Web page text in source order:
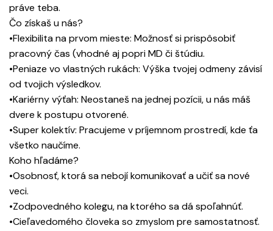
práve teba.
Čo získaš u nás?
•Flexibilita na prvom mieste: Možnosť si prispôsobiť
pracovný čas (vhodné aj popri MD či štúdiu.
•Peniaze vo vlastných rukách: Výška tvojej odmeny závisí
od tvojich výsledkov.
•Kariérny výťah: Neostaneš na jednej pozícii, u nás máš
dvere k postupu otvorené.
•Super kolektív: Pracujeme v príjemnom prostredí, kde ťa
všetko naučíme.
Koho hľadáme?
•Osobnosť, ktorá sa nebojí komunikovať a učiť sa nové
veci.
•Zodpovedného kolegu, na ktorého sa dá spoľahnúť.
•Cieľavedomého človeka so zmyslom pre samostatnosť.